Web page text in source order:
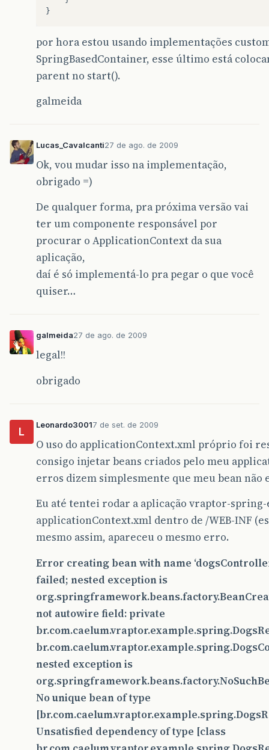
}
por hora estou usando implementações
SpringBasedContainer, esse último está
parent no start().
galmeida
Lucas_Cavalcanti27 de ago. de 2009
Ok, vou mudar isso na implementação,
obrigado =)
De qualquer forma, pra próxima versão vai
ter um componente responsável por
procurar o ApplicationContext da sua
aplicação,
daí é só implementá-lo pra pegar o que você
quiser…
galmeida27 de ago. de 2009
legal!!
obrigado
L
Leonardo30017 de set. de 2009
O uso do applicationContext.xml próprio foi
consigo injetar beans criados pelo meu
erros dizem simplesmente que meu bean não
Eu até tentei rodar a aplicação vraptor-spring-
applicationContext.xml dentro de /WEB-INF
mesmo assim, apareceu o mesmo erro.
Error creating bean with name
failed; nested exception is
not autowire field: private
nested exception is
No unique bean of type
Unsatisfied dependency of type [class